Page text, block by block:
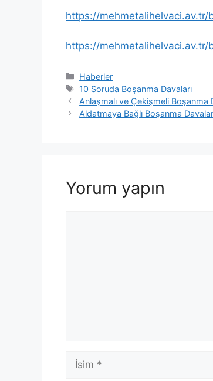
https://
https://
Kategoriler
Haberler
Etiketler
10 Soruda Boşanma Davaları
Anlaşmalı ve Çekişmeli Boşanma
Aldatmaya Bağlı Boşanma
Yorum yapın
İsim